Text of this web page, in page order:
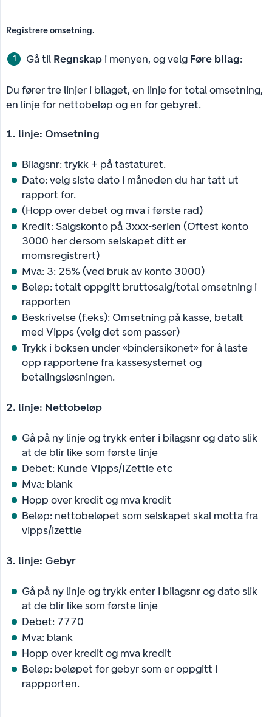
Registrere omsetning.
Gå til Regnskap i menyen, og velg Føre bilag:
Du fører tre linjer i bilaget, en linje for total omsetning,
en linje for nettobeløp og en for gebyret.
1. linje: Omsetning
Bilagsnr: trykk + på tastaturet.
Dato: velg siste dato i måneden du har tatt ut
rapport for.
(Hopp over debet og mva i første rad)
Kredit: Salgskonto på 3xxx-serien (Oftest konto
3000 her dersom selskapet ditt er
momsregistrert)
Mva: 3: 25% (ved bruk av konto 3000)
Beløp: totalt oppgitt bruttosalg/total omsetning i
rapporten
Beskrivelse (f.eks): Omsetning på kasse, betalt
med Vipps (velg det som passer)
Trykk i boksen under «bindersikonet» for å laste
opp rapportene fra kassesystemet og
betalingsløsningen.
2. linje: Nettobeløp
Gå på ny linje og trykk enter i bilagsnr og dato slik
at de blir like som første linje
Debet: Kunde Vipps/IZettle etc
Mva: blank
Hopp over kredit og mva kredit
Beløp: nettobeløpet som selskapet skal motta fra
vipps/izettle
3. linje: Gebyr
Gå på ny linje og trykk enter i bilagsnr og dato slik
at de blir like som første linje
Debet: 7770
Mva: blank
Hopp over kredit og mva kredit
Beløp: beløpet for gebyr som er oppgitt i
rappporten.